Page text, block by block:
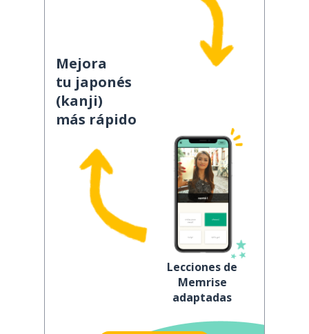
Mejora
tu japonés
(kanji)
más rápido
Lecciones de
Memrise
adaptadas